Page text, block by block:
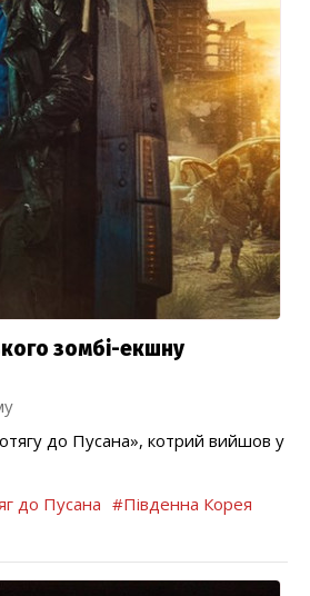
зомбі-екшну
до Пусана», котрий вийшов у
до Пусана #Південна Корея